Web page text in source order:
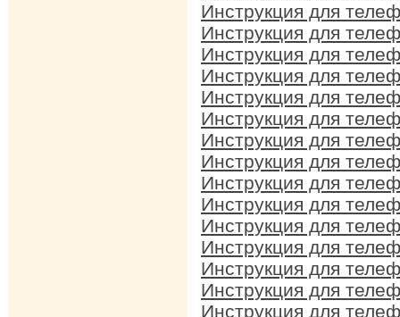
Инструкция для
Инструкция для
Инструкция для
Инструкция для
Инструкция для
Инструкция для
Инструкция для
Инструкция для
Инструкция для
Инструкция для
Инструкция для
Инструкция для
Инструкция для
Инструкция для
Инструкция для